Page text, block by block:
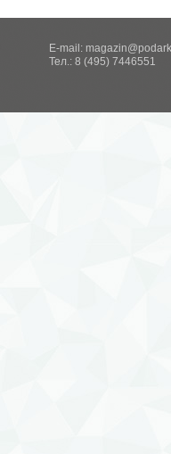
E-mail:
Тел.: 8 (495) 7446551